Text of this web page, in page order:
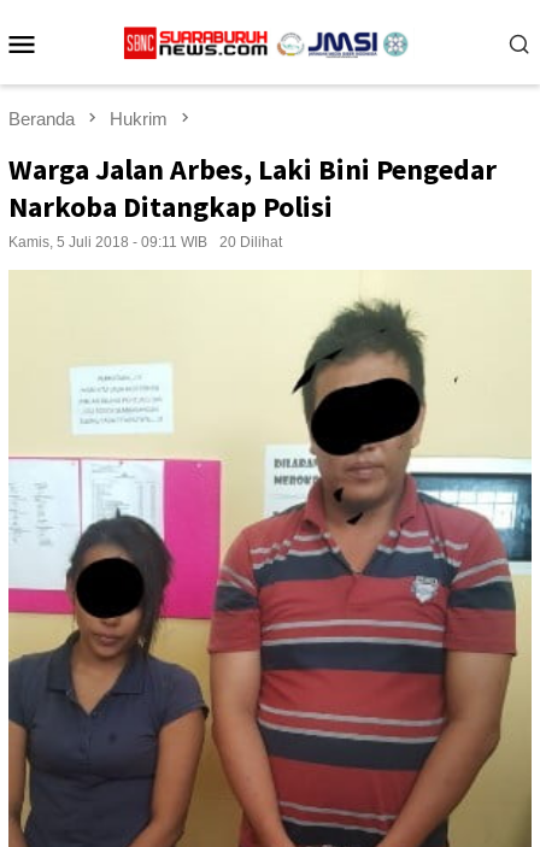
ke
Beranda Hukrim
Warga Jalan Arbes, Laki Bini Pengedar
Narkoba Ditangkap Polisi
Kamis, 5 Juli 2018 - 09:11 WIB 20 Dilihat